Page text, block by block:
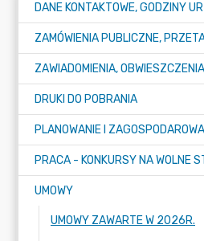
DRUKI DO POBRANIA
UMOWY
UMOWY ZAWARTE W 2026R.